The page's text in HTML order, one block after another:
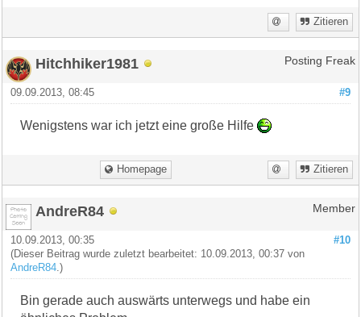
Zitieren
Hitchhiker1981 Posting Freak
#9
09.09.2013, 08:45
Wenigstens war ich jetzt eine große Hilfe
Homepage Zitieren
AndreR84 Member
#10
10.09.2013, 00:35
(Dieser Beitrag wurde zuletzt bearbeitet: 10.09.2013, 00:37 von
AndreR84 .)
Bin gerade auch auswärts unterwegs und habe ein